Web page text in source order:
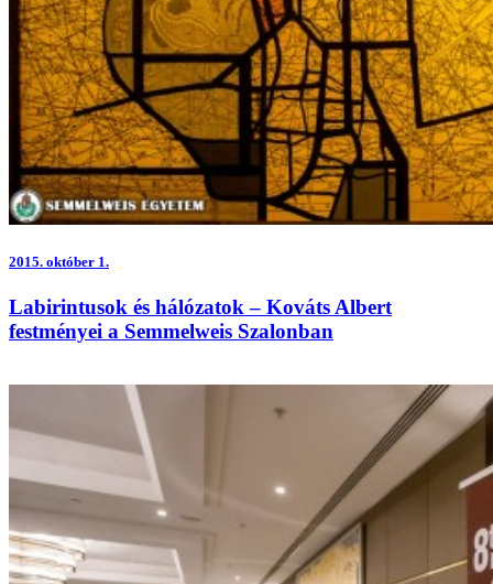
2015. október 1.
Labirintusok és hálózatok – Kováts Albert
festményei a Semmelweis Szalonban